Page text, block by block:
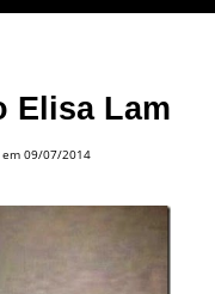
Elisa Lam
em 09/07/2014